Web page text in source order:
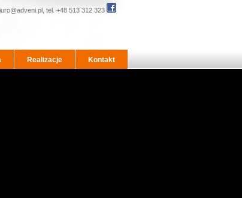
, tel. +48 513 312 323
Realizacje Kontakt